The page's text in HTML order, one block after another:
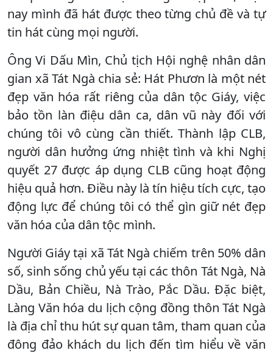
nay mình đã hát được theo từng chủ đề và tự
tin hát cùng mọi người.
Ông Vi Dấu Mìn, Chủ tịch Hội nghệ nhân dân
gian xã Tát Ngà chia sẻ: Hát Phươn là một nét
đẹp văn hóa rất riêng của dân tộc Giáy, việc
bảo tồn làn điệu dân ca, dân vũ này đối với
chúng tôi vô cùng cần thiết. Thành lập CLB,
người dân hưởng ứng nhiệt tình và khi Nghị
quyết 27 được áp dụng CLB cũng hoạt động
hiệu quả hơn. Điều này là tín hiệu tích cực, tạo
động lực để chúng tôi có thể gìn giữ nét đẹp
văn hóa của dân tộc mình.
Người Giáy tại xã Tát Ngà chiếm trên 50% dân
số, sinh sống chủ yếu tại các thôn Tát Ngà, Nà
Dầu, Bản Chiều, Nà Trào, Pắc Dầu. Đặc biệt,
Làng Văn hóa du lịch cộng đồng thôn Tát Ngà
là địa chỉ thu hút sự quan tâm, tham quan của
đông đảo khách du lịch đến tìm hiểu về văn